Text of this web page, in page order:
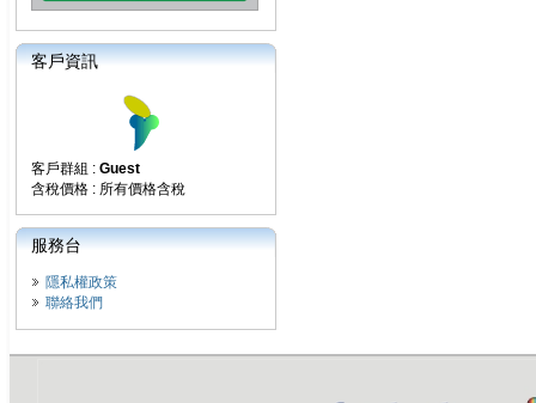
客戶資訊
客戶群組 : Guest
含稅價格 : 所有價格含稅
服務台
隱私權政策
聯絡我們